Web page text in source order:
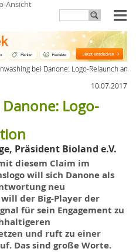
Ansicht
bei Danone: Logo-Relaunch
10.07.2017
Logo-
Präsident Bioland e.V.
diesem Claim im
will sich Danone als
neu
der Big-Player der
für sein Engagement zu
und ruft zu einer
Das sind große Worte.